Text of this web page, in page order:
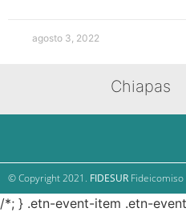
agosto 3, 2022
Chiapas
© Copyright 2021. FIDESUR
/*; } .etn-event-item .etn-